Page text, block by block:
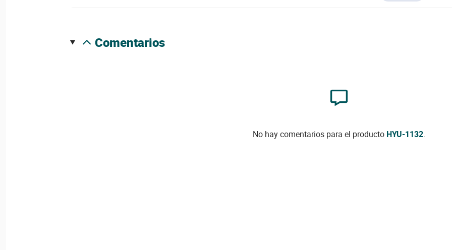
comentarios
No hay comentarios para el producto HYU-1132.